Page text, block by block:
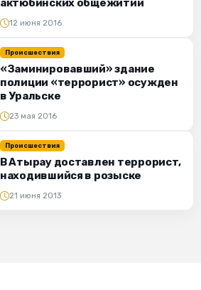
актюбинских общежитий
12 июня 2016
Происшествия
«Заминировавший» здание
полиции «террорист» осужден
в Уральске
23 мая 2016
Происшествия
В Атырау доставлен террорист,
находившийся в розыске
21 июня 2013